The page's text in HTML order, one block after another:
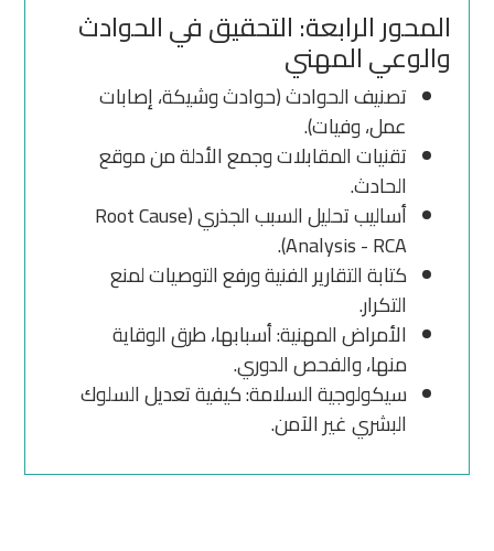
المحور الرابعة: التحقيق في الحوادث
والوعي المهني
تصنيف الحوادث (حوادث وشيكة، إصابات
عمل، وفيات).
تقنيات المقابلات وجمع الأدلة من موقع
الحادث.
أساليب تحليل السبب الجذري (Root Cause
Analysis - RCA).
كتابة التقارير الفنية ورفع التوصيات لمنع
التكرار.
الأمراض المهنية: أسبابها، طرق الوقاية
منها، والفحص الدوري.
سيكولوجية السلامة: كيفية تعديل السلوك
البشري غير الآمن.